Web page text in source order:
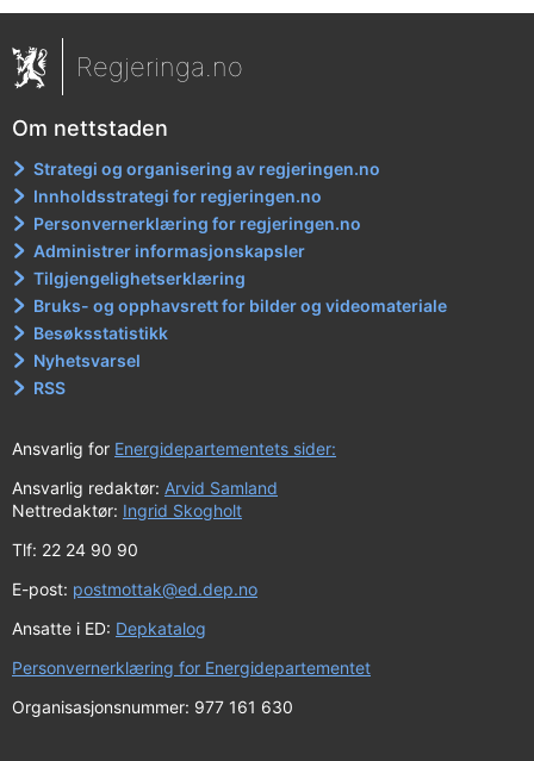
Regjeringa.no
Om nettstaden
Strategi og organisering av regjeringen.no
Innholdsstrategi for regjeringen.no
Personvernerklæring for regjeringen.no
Administrer informasjonskapsler
Tilgjengelighetserklæring
Bruks- og opphavsrett for bilder og videomateriale
Besøksstatistikk
Nyhetsvarsel
RSS
Ansvarlig for Energidepartementets sider:
Ansvarlig redaktør: Arvid Samland
Nettredaktør: Ingrid Skogholt
Tlf: 22 24 90 90
E-post: postmottak@ed.dep.no
Ansatte i ED: Depkatalog
Personvernerklæring for Energidepartementet
Organisasjonsnummer: 977 161 630